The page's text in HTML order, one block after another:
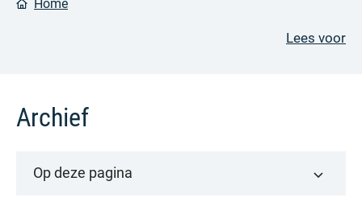
Home
Lees voor
Archief
Op deze pagina